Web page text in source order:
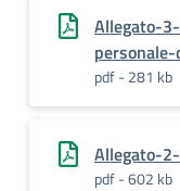
Allegato-
pdf - 281 kb
Allegato-
pdf - 602 kb